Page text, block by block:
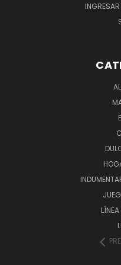
INGRESAR